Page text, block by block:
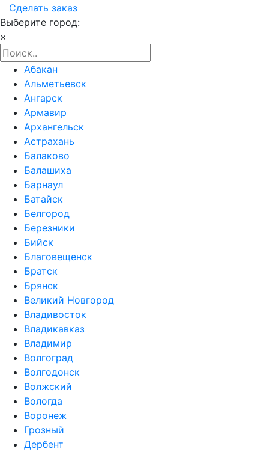
Сделать заказ
Выберите город:
×
Абакан
Альметьевск
Ангарск
Армавир
Архангельск
Астрахань
Балаково
Балашиха
Барнаул
Батайск
Белгород
Березники
Бийск
Благовещенск
Братск
Брянск
Великий Новгород
Владивосток
Владикавказ
Владимир
Волгоград
Волгодонск
Волжский
Вологда
Воронеж
Грозный
Дербент